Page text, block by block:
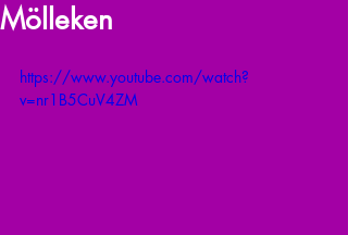
Mölleken
https://www.youtube.com/watch?
v=nr1B5CuV4ZM